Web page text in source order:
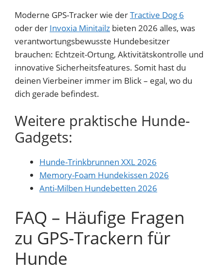
Moderne GPS-Tracker wie derTractive Dog 6
oder der Invoxia Minitailz bieten 2026 alles, was
verantwortungsbewusste Hundebesitzer
brauchen: Echtzeit-Ortung, Aktivitätskontrolle und
innovative Sicherheitsfeatures. Somit hast du
deinen Vierbeiner immer im Blick – egal, wo du
dich gerade befindest.
Weitere praktische Hunde-
Gadgets:
Hunde-Trinkbrunnen XXL 2026
Memory-Foam Hundekissen 2026
Anti-Milben Hundebetten 2026
FAQ – Häufige Fragen
zu GPS-Trackern für
Hunde